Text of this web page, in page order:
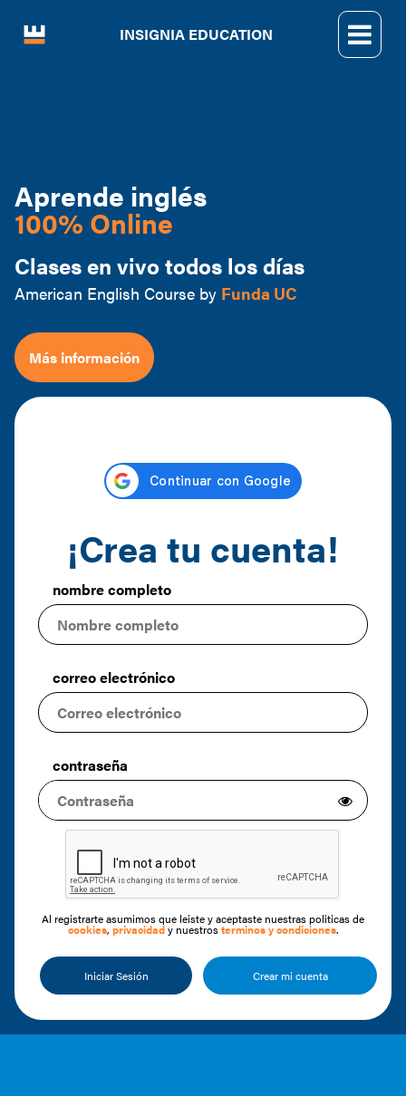
INSIGNIA EDUCATION
Aprende inglés
100% Online
Clases en vivo todos los días
American English Course by Funda UC
Más información
¡Crea tu cuenta!
nombre completo
correo electrónico
contraseña
Al registrarte asumimos que leiste y aceptaste nuestras politicas de
cookies, privacidady nuestrosterminos y condiciones.
Iniciar Sesión Crear mi cuenta